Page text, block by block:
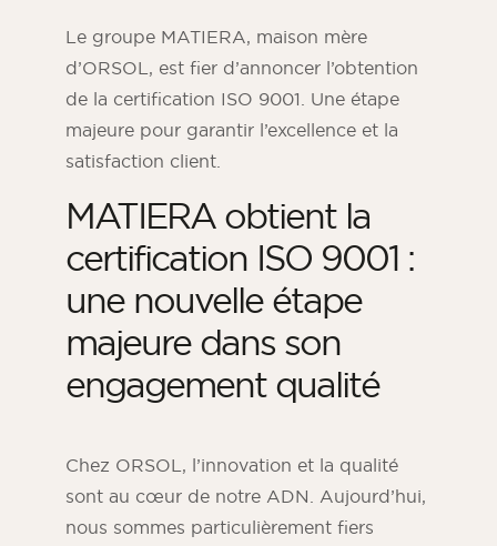
Trouvez l’inspiration en découvrant
l’esthétique et les textures ORSOL.
Le groupe MATIERA, maison mère
d’ORSOL, est fier d’annoncer l’obtention
de la certification ISO 9001. Une étape
majeure pour garantir l’excellence et la
satisfaction client.
MATIERA obtient la
certification ISO 9001 :
une nouvelle étape
majeure dans son
engagement qualité
Chez ORSOL, l’innovation et la qualité
sont au cœur de notre ADN. Aujourd’hui,
nous sommes particulièrement fiers